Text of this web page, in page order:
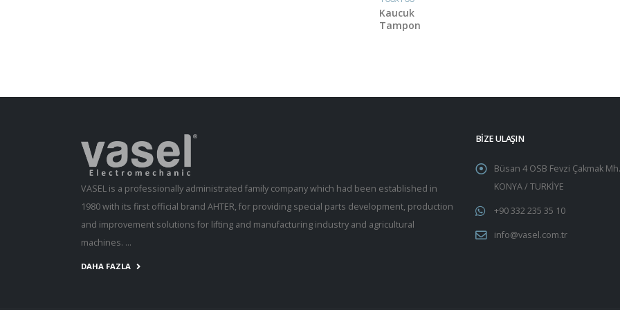
Kaucuk
Tampon
VASEL is a professionally administrated family company which had been established in
1980 with its first official brand AHTER, for providing special parts development, production
and improvement solutions for lifting and manufacturing industry and agricultural
machines. ...
DAHA FAZLA
BİZE ULAŞIN
Büsan 4 OSB Fevzi Çakmak
KONYA / TURKİYE
+90 332 235 35 10
info@vasel.com.tr